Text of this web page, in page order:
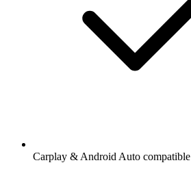
Carplay & Android Auto compatible